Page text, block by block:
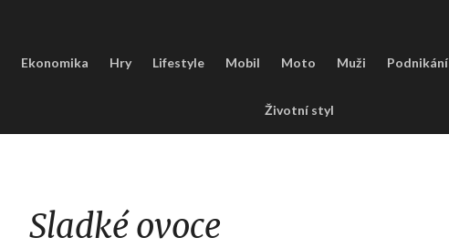
Ekonomika Hry Lifestyle Mobil Moto Muži Podnikání
Životní styl
Sladké ovoce